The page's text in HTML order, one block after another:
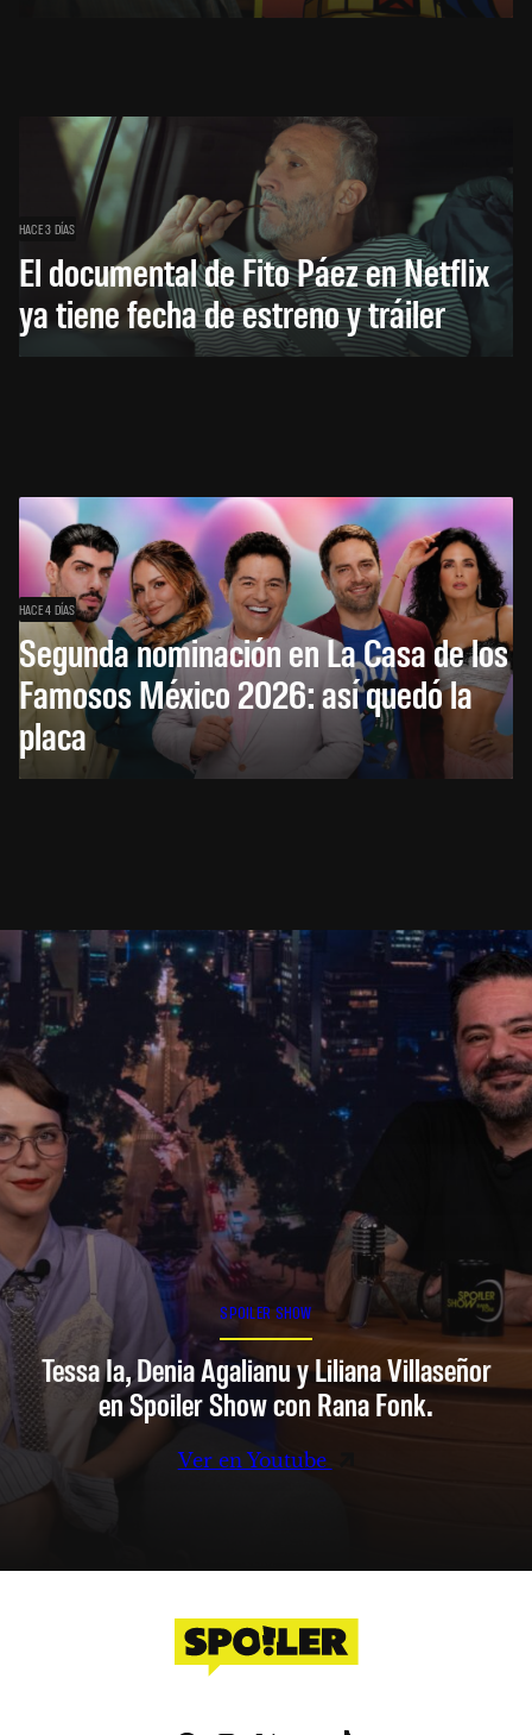
HACE 3 DÍAS
El documental de Fito Páez en Netflix
ya tiene fecha de estreno y tráiler
HACE 4 DÍAS
Segunda nominación en La Casa de los
Famosos México 2026: así quedó la
placa
SPOILER SHOW
Tessa Ia, Denia Agalianu y Liliana Villaseñor
en Spoiler Show con Rana Fonk.
Ver en Youtube